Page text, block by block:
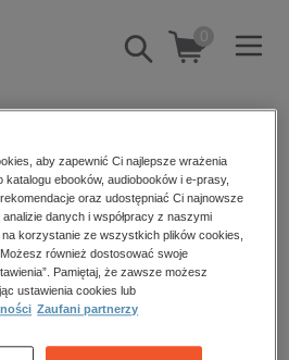
Pokaż/schowaj
wyszukiwarkę
0
wnętrz
gospodarka
Niemcewicz
Filtrowanie
aby zapewnić Ci najlepsze wrażenia
ebooków, audiobooków i e-prasy,
oraz udostępniać Ci najnowsze
danych i współpracy z naszymi
korzystanie ze wszystkich plików cookies,
również dostosować swoje
Pamiętaj, że zawsze możesz
ustawienia cookies lub
Zaufani partnerzy